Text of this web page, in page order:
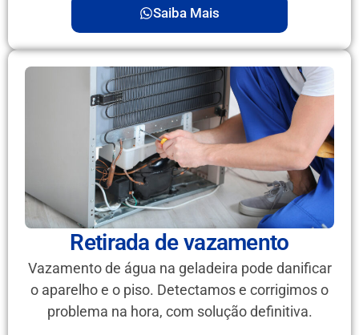
Saiba Mais
Retirada de vazamento
Vazamento de água na geladeira pode danificar
o aparelho e o piso. Detectamos e corrigimos o
problema na hora, com solução definitiva.